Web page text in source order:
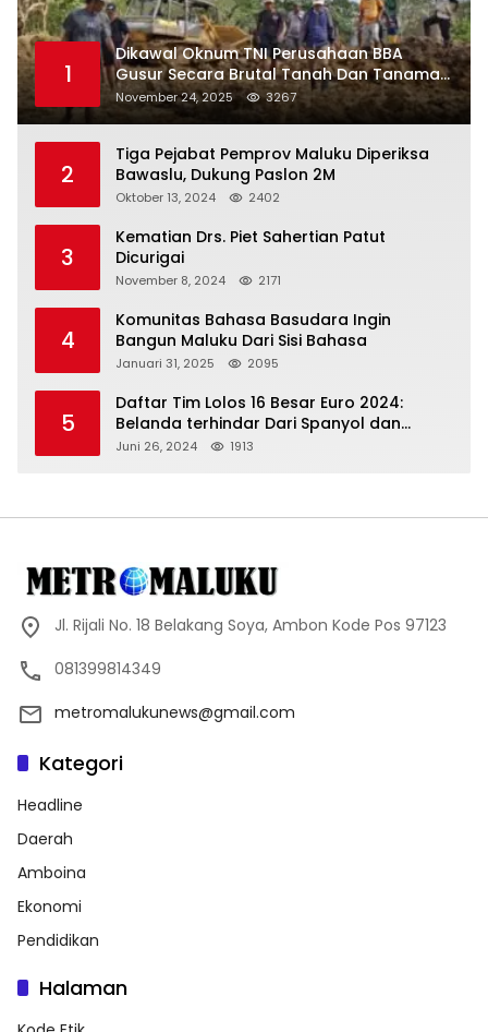
1
Dikawal Oknum TNI Perusahaan BBA
Gusur Secara Brutal Tanah Dan Tanaman
Warga, Akademisi Unpatti Minta Pangdam
Tertibkan Anggotanya
November 24, 2025 3267
2
Tiga Pejabat Pemprov Maluku Diperiksa
Bawaslu, Dukung Paslon 2M
Oktober 13, 2024 2402
3
Kematian Drs. Piet Sahertian Patut
Dicurigai
November 8, 2024 2171
4
Komunitas Bahasa Basudara Ingin
Bangun Maluku Dari Sisi Bahasa
Januari 31, 2025 2095
5
Daftar Tim Lolos 16 Besar Euro 2024:
Belanda terhindar Dari Spanyol dan
Ingriss, Prancis Bertemu Belgia
Juni 26, 2024 1913
Jl. Rijali No. 18 Belakang Soya, Ambon Kode Pos 97123
081399814349
metromalukunews@gmail.com
Kategori
Headline
Daerah
Amboina
Ekonomi
Pendidikan
Halaman